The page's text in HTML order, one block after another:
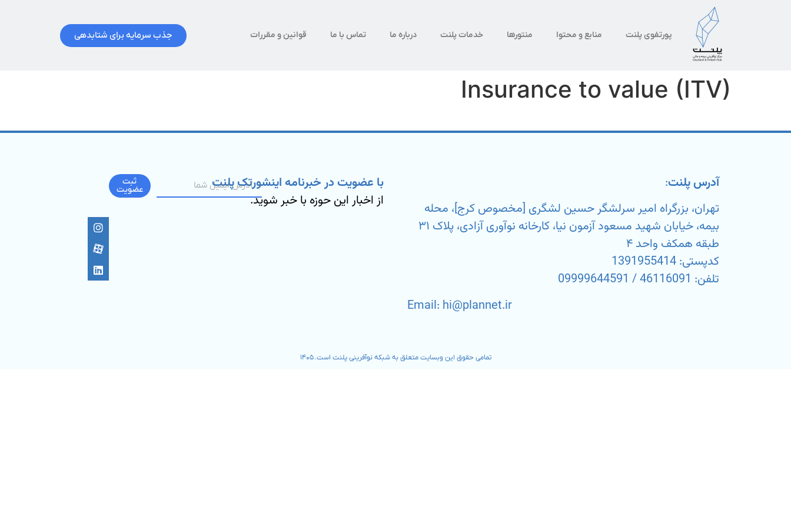
پورتفوی پلنت منابع و محتوا منتورها خدمات پلنت درباره ما تماس با ما قوانین و مقررات جذب سرمایه برای شتابدهی
Insurance to value (ITV)
آدرس پلنت:
تهران، بزرگراه امیر سرلشگر حسین لشگری [مخصوص کرج]، محله
بیمه، خیابان شهید مسعود آزمون نیا، کارخانه نوآوری آزادی، پلاک ۳۱
طبقه همکف واحد ۴
کدپستی: 1391955414
تلفن: 46116091 / 09999644591
Email: hi@plannet.ir
با عضویت در خبرنامه اینشورتک پلنت
از اخبار این حوزه با خبر شوید.
ثبت
عضویت
تمامی حقوق این وبسایت متعلق به شبکه نوآفرینی پلنت است. ۱۴۰۵